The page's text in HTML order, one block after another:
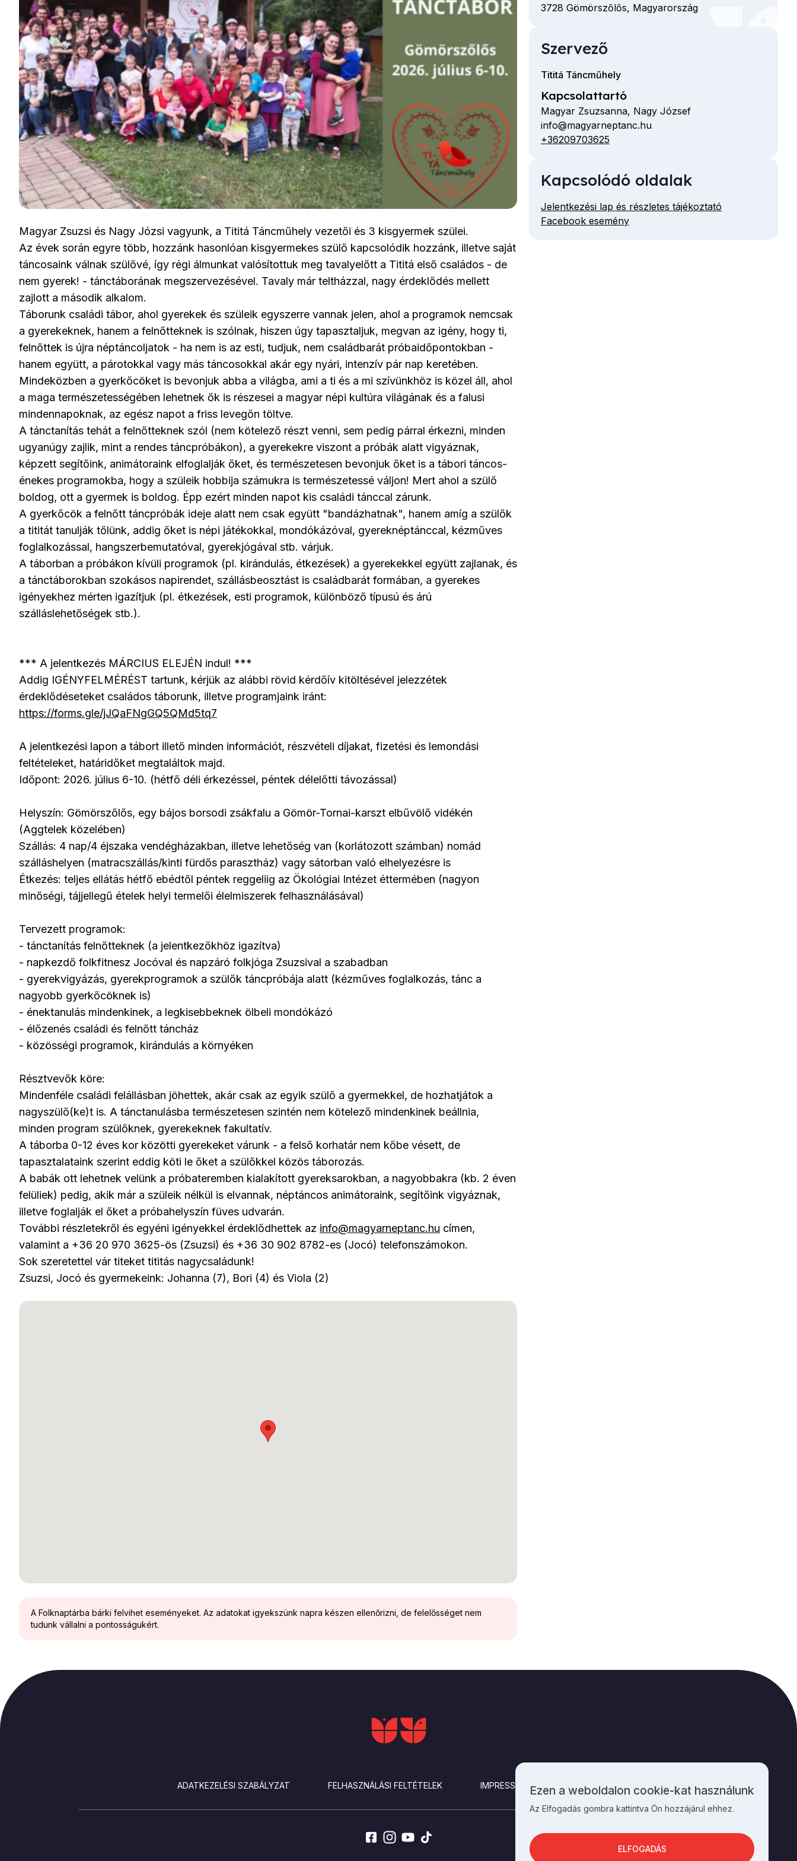
Magyar Zsuzsi és Nagy Józsi vagyunk, a Tititá Táncműhely vezetői és 3 kisgyermek szülei.
Az évek során egyre több, hozzánk hasonlóan kisgyermekes szülő kapcsolódik hozzánk, illetve saját
táncosaink válnak szülővé, így régi álmunkat valósítottuk meg tavalyelőtt a Tititá első családos - de
nem gyerek! - tánctáborának megszervezésével. Tavaly már teltházzal, nagy érdeklődés mellett
zajlott a második alkalom.
Táborunk családi tábor, ahol gyerekek és szüleik egyszerre vannak jelen, ahol a programok nemcsak
a gyerekeknek, hanem a felnőtteknek is szólnak, hiszen úgy tapasztaljuk, megvan az igény, hogy ti,
felnőttek is újra néptáncoljatok - ha nem is az esti, tudjuk, nem családbarát próbaidőpontokban -
hanem együtt, a párotokkal vagy más táncosokkal akár egy nyári, intenzív pár nap keretében.
Mindeközben a gyerkőcöket is bevonjuk abba a világba, ami a ti és a mi szívünkhöz is közel áll, ahol
a maga természetességében lehetnek ők is részesei a magyar népi kultúra világának és a falusi
mindennapoknak, az egész napot a friss levegőn töltve.
A tánctanítás tehát a felnőtteknek szól (nem kötelező részt venni, sem pedig párral érkezni, minden
ugyanúgy zajlik, mint a rendes táncpróbákon), a gyerekekre viszont a próbák alatt vigyáznak,
képzett segítőink, animátoraink elfoglalják őket, és természetesen bevonjuk őket is a tábori táncos-
énekes programokba, hogy a szüleik hobbija számukra is természetessé váljon! Mert ahol a szülő
boldog, ott a gyermek is boldog. Épp ezért minden napot kis családi tánccal zárunk.
A gyerkőcök a felnőtt táncpróbák ideje alatt nem csak együtt "bandázhatnak", hanem amíg a szülők
a tititát tanulják tőlünk, addig őket is népi játékokkal, mondókázóval, gyereknéptánccal, kézműves
foglalkozással, hangszerbemutatóval, gyerekjógával stb. várjuk.
A táborban a próbákon kívüli programok (pl. kirándulás, étkezések) a gyerekekkel együtt zajlanak, és
a tánctáborokban szokásos napirendet, szállásbeosztást is családbarát formában, a gyerekes
igényekhez mérten igazítjuk (pl. étkezések, esti programok, különböző típusú és árú
szálláslehetőségek stb.).
*** A jelentkezés MÁRCIUS ELEJÉN indul! ***
Addig IGÉNYFELMÉRÉST tartunk, kérjük az alábbi rövid kérdőív kitöltésével jelezzétek
érdeklődéseteket családos táborunk, illetve programjaink iránt:
https://forms.gle/jJQaFNgGQ5QMd5tq7
A jelentkezési lapon a tábort illető minden információt, részvételi díjakat, fizetési és lemondási
feltételeket, határidőket megtaláltok majd.
Időpont: 2026. július 6-10. (hétfő déli érkezéssel, péntek délelőtti távozással)
Helyszín: Gömörszőlős, egy bájos borsodi zsákfalu a Gömör-Tornai-karszt elbűvölő vidékén
(Aggtelek közelében)
Szállás: 4 nap/4 éjszaka vendégházakban, illetve lehetőség van (korlátozott számban) nomád
szálláshelyen (matracszállás/kinti fürdős parasztház) vagy sátorban való elhelyezésre is
Étkezés: teljes ellátás hétfő ebédtől péntek reggeliig az Ökológiai Intézet éttermében (nagyon
minőségi, tájjellegű ételek helyi termelői élelmiszerek felhasználásával)
Tervezett programok:
- tánctanítás felnőtteknek (a jelentkezőkhöz igazítva)
- napkezdő folkfitnesz Jocóval és napzáró folkjóga Zsuzsival a szabadban
- gyerekvigyázás, gyerekprogramok a szülők táncpróbája alatt (kézműves foglalkozás, tánc a
nagyobb gyerkőcöknek is)
- énektanulás mindenkinek, a legkisebbeknek ölbeli mondókázó
- élőzenés családi és felnőtt táncház
- közösségi programok, kirándulás a környéken
Résztvevők köre:
Mindenféle családi felállásban jöhettek, akár csak az egyik szülő a gyermekkel, de hozhatjátok a
nagyszülő(ke)t is. A tánctanulásba természetesen szintén nem kötelező mindenkinek beállnia,
minden program szülőknek, gyerekeknek fakultatív.
A táborba 0-12 éves kor közötti gyerekeket várunk - a felső korhatár nem kőbe vésett, de
tapasztalataink szerint eddig köti le őket a szülőkkel közös táborozás.
A babák ott lehetnek velünk a próbateremben kialakított gyereksarokban, a nagyobbakra (kb. 2 éven
felüliek) pedig, akik már a szüleik nélkül is elvannak, néptáncos animátoraink, segítőink vigyáznak,
illetve foglalják el őket a próbahelyszín füves udvarán.
További részletekről és egyéni igényekkel érdeklődhettek az info@magyarneptanc.hu címen,
valamint a +36 20 970 3625-ös (Zsuzsi) és +36 30 902 8782-es (Jocó) telefonszámokon.
Sok szeretettel vár titeket tititás nagycsaládunk!
Zsuzsi, Jocó és gyermekeink: Johanna (7), Bori (4) és Viola (2)
A Folknaptárba bárki felvihet eseményeket. Az adatokat igyekszünk napra készen ellenőrizni, de felelősséget nem
tudunk vállalni a pontosságukért.
3728 Gömörszőlős, Magyarország
Szervező
Tititá Táncműhely
Kapcsolattartó
Magyar Zsuzsanna, Nagy József
E-
mail
info@magyarneptanc.hu
Telefon
+36209703625
Kapcsolódó oldalak
Jelentkezési lap és részletes tájékoztató
Facebook esemény
ADATKEZELÉSI SZABÁLYZAT FELHASZNÁLÁSI FELTÉTELEK IMPRESSZUM KAPCSOLAT
Személyes
adatok
cookie-
k
Ezen a weboldalon cookie-kat használunk
Az Elfogadás gombra kattintva Ön hozzájárul ehhez.
ELFOGADÁS